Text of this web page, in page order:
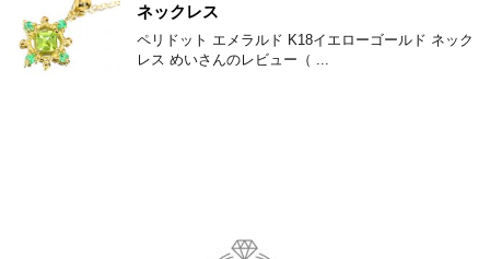
ネックレス
ペリドット エメラルド K18イエローゴールド ネック
レス めいさんのレビュー（ ...